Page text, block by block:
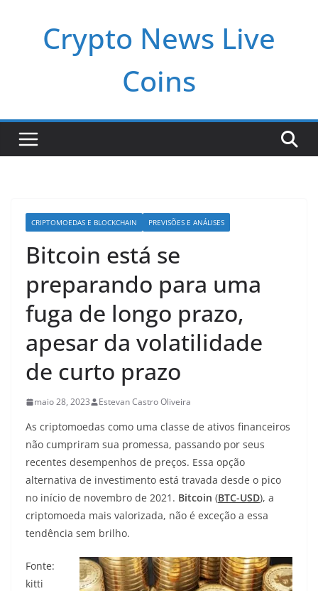
Crypto News Live
Coins
CRIPTOMOEDAS E BLOCKCHAIN PREVISÕES E ANÁLISES
Bitcoin está se
preparando para uma
fuga de longo prazo,
apesar da volatilidade
de curto prazo
maio 28, 2023 Estevan Castro Oliveira
As criptomoedas como uma classe de ativos financeiros
não cumpriram sua promessa, passando por seus
recentes desempenhos de preços. Essa opção
alternativa de investimento está travada desde o pico
no início de novembro de 2021. Bitcoin (BTC-USD), a
criptomoeda mais valorizada, não é exceção a essa
tendência sem brilho.
Fonte:
kitti